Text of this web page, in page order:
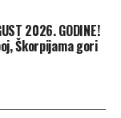
2026. GODINE!
Škorpijama gori